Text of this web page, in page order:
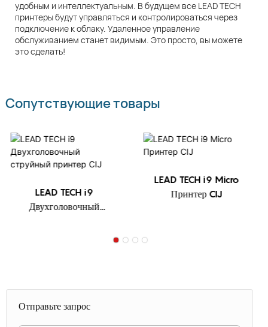
удобным и интеллектуальным. В будущем все LEAD TECH
принтеры будут управляться и контролироваться через
подключение к облаку. Удаленное управление
обслуживанием станет видимым. Это просто, вы можете
это сделать!
Сопутствующие товары
LEAD TECH i9
Двухголовочный
LEAD TECH i9 Micro
Принтер CIJ
Отправьте запрос